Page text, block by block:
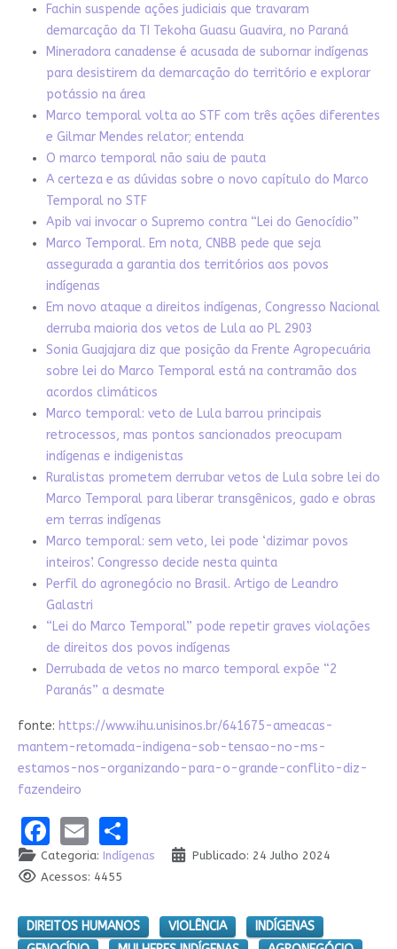
Fachin suspende ações judiciais que travaram
demarcação da TI Tekoha Guasu Guavira, no Paraná
Mineradora canadense é acusada de subornar indígenas
para desistirem da demarcação do território e explorar
potássio na área
Marco temporal volta ao STF com três ações diferentes
e Gilmar Mendes relator; entenda
O marco temporal não saiu de pauta
A certeza e as dúvidas sobre o novo capítulo do Marco
Temporal no STF
Apib vai invocar o Supremo contra “Lei do Genocídio”
Marco Temporal. Em nota, CNBB pede que seja
assegurada a garantia dos territórios aos povos
indígenas
Em novo ataque a direitos indígenas, Congresso Nacional
derruba maioria dos vetos de Lula ao PL 2903
Sonia Guajajara diz que posição da Frente Agropecuária
sobre lei do Marco Temporal está na contramão dos
acordos climáticos
Marco temporal: veto de Lula barrou principais
retrocessos, mas pontos sancionados preocupam
indígenas e indigenistas
Ruralistas prometem derrubar vetos de Lula sobre lei do
Marco Temporal para liberar transgênicos, gado e obras
em terras indígenas
Marco temporal: sem veto, lei pode ‘dizimar povos
inteiros’. Congresso decide nesta quinta
Perfil do agronegócio no Brasil. Artigo de Leandro
Galastri
“Lei do Marco Temporal” pode repetir graves violações
de direitos dos povos indígenas
Derrubada de vetos no marco temporal expõe “2
Paranás” a desmate
fonte: https://www.ihu.unisinos.br/641675-ameacas-
mantem-retomada-indigena-sob-tensao-no-ms-
estamos-nos-organizando-para-o-grande-conflito-diz-
fazendeiro
Facebook
EmailShare
Categoria: Indígenas
Publicado: 24 Julho 2024
Acessos: 4455
DIREITOS HUMANOS VIOLÊNCIA
INDÍGENAS